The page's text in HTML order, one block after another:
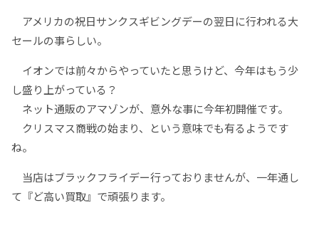
アメリカの祝日サンクスギビングデーの翌日に行われる大
セールの事らしい。
イオンでは前々からやっていたと思うけど、今年はもう少
し盛り上がっている？
ネット通販のアマゾンが、意外な事に今年初開催です。
クリスマス商戦の始まり、という意味でも有るようです
ね。
当店はブラックフライデー行っておりませんが、一年通し
て『ど高い買取』で頑張ります。